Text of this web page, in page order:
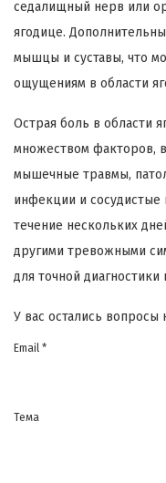
седалищный нерв или
ягодице.
мышцы и суставы, что
ощущениям в области
Острая боль в области
множеством факторов,
мышечные травмы,
инфекции и сосудистые
течение нескольких
другими тревожными
для точной
У вас остались вопросы
Email *
Тема